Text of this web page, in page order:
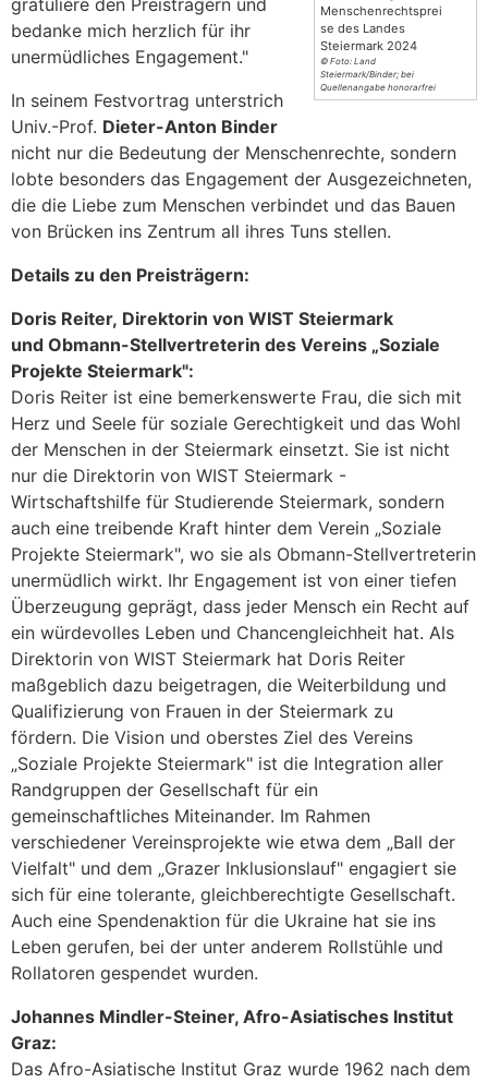
Menschenrechtsprei
se des Landes
Steiermark 2024
© Foto: Land
Steiermark/Binder; bei
Quellenangabe honorarfrei
gratuliere den Preisträgern und
bedanke mich herzlich für ihr
unermüdliches Engagement."
In seinem Festvortrag unterstrich
Univ.-Prof. Dieter-Anton Binder
nicht nur die Bedeutung der Menschenrechte, sondern
lobte besonders das Engagement der Ausgezeichneten,
die die Liebe zum Menschen verbindet und das Bauen
von Brücken ins Zentrum all ihres Tuns stellen.
Details zu den Preisträgern:
Doris Reiter, Direktorin von WIST Steiermark
und Obmann-Stellvertreterin des Vereins „Soziale
Projekte Steiermark":
Doris Reiter ist eine bemerkenswerte Frau, die sich mit
Herz und Seele für soziale Gerechtigkeit und das Wohl
der Menschen in der Steiermark einsetzt. Sie ist nicht
nur die Direktorin von WIST Steiermark -
Wirtschaftshilfe für Studierende Steiermark, sondern
auch eine treibende Kraft hinter dem Verein „Soziale
Projekte Steiermark", wo sie als Obmann-Stellvertreterin
unermüdlich wirkt. Ihr Engagement ist von einer tiefen
Überzeugung geprägt, dass jeder Mensch ein Recht auf
ein würdevolles Leben und Chancengleichheit hat. Als
Direktorin von WIST Steiermark hat Doris Reiter
maßgeblich dazu beigetragen, die Weiterbildung und
Qualifizierung von Frauen in der Steiermark zu
fördern. Die Vision und oberstes Ziel des Vereins
„Soziale Projekte Steiermark" ist die Integration aller
Randgruppen der Gesellschaft für ein
gemeinschaftliches Miteinander. Im Rahmen
verschiedener Vereinsprojekte wie etwa dem „Ball der
Vielfalt" und dem „Grazer Inklusionslauf" engagiert sie
sich für eine tolerante, gleichberechtigte Gesellschaft.
Auch eine Spendenaktion für die Ukraine hat sie ins
Leben gerufen, bei der unter anderem Rollstühle und
Rollatoren gespendet wurden.
Johannes Mindler-Steiner, Afro-Asiatisches Institut
Graz:
Das Afro-Asiatische Institut Graz wurde 1962 nach dem